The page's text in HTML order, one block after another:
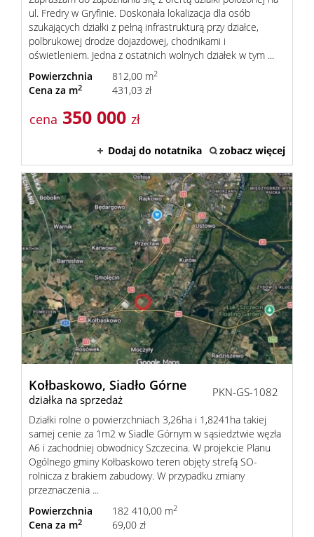
ul. Fredry w Gryfinie. Doskonała lokalizacja dla osób
szukających działki z pełną infrastrukturą przy działce,
polbrukowej drodze dojazdowej, chodnikami i
oświetleniem. Jedna z ostatnich wolnych działek w tym ...
Powierzchnia
812,00 m2
Cena za m2 431,03 zł
cena 350 000 zł
Dodaj do notatnika zobacz więcej
Kołbaskowo, Siadło Górne
działka na sprzedaż
PKN-GS-1082
Działki rolne o powierzchniach 3,26ha i 1,8241ha takiej
samej cenie za 1m2 w Siadle Górnym w sąsiedztwie węzła
A6 i zachodniej obwodnicy Szczecina. W projekcie Planu
Ogólnego gminy Kołbaskowo teren objęty strefą SO-
rolnicza z brakiem zabudowy. W przypadku zmiany
przeznaczenia ...
Powierzchnia
182 410,00 m2
Cena za m2 69,00 zł